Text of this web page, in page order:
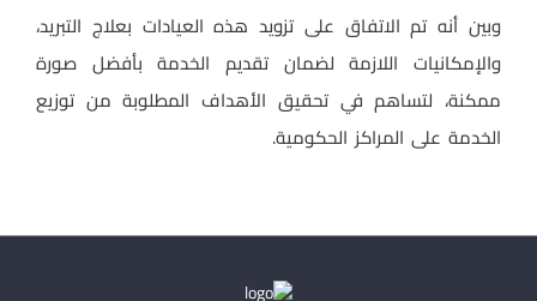
وبين أنه تم الاتفاق على تزويد هذه العيادات بعلاج التبريد،
والإمكانيات اللازمة لضمان تقديم الخدمة بأفضل صورة
ممكنة، لتساهم في تحقيق الأهداف المطلوبة من توزيع
الخدمة على المراكز الحكومية.